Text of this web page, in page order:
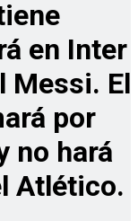
en Inter
Messi. El
por
no hará
Atlético.